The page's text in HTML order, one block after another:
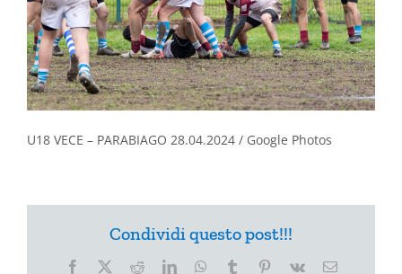
U18 VECE – PARABIAGO 28.04.2024 / Google Photos
Condividi questo post!!!
Facebook
X RedditLinkedInWhatsApp
Tumblr Pinterest
Vk Email